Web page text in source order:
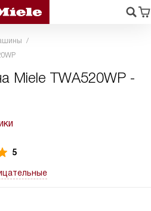
Miele TWA520WP -
5